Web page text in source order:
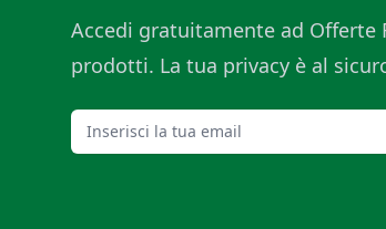
Accedi gratuitamente ad Offerte
prodotti. La tua privacy è al
Email